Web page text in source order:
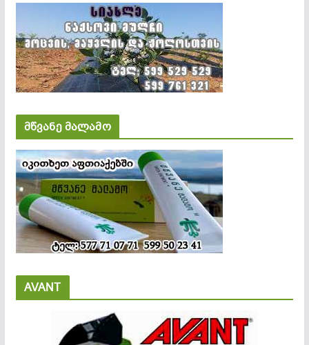
მწვანე მალამო
AVANT